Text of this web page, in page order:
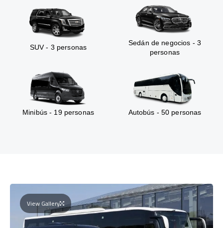
SUV - 3 personas
Sedán de negocios - 3
personas
Minibús - 19 personas Autobús - 50 personas
View Gallery